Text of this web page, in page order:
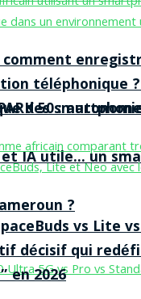
50 :
IA utile… un
?
comment
téléphonique
des
vs Lite
décisif qui
en 2026